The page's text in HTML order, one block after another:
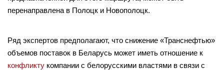
перенаправлена в Полоцк и Новополоцк.
Ряд экспертов предполагают, что снижение «Транснефтью»
объемов поставок в Беларусь может иметь отношение к
конфликту компании с белорусскими властями в связи с